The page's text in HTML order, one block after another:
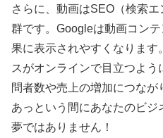
さらに、動画はSEO（検索
群です。Googleは動画コン
果に表示されやすくなりま
スがオンラインで目立つよ
問者数や売上の増加につなが
あっという間にあなたのビ
夢ではありません！